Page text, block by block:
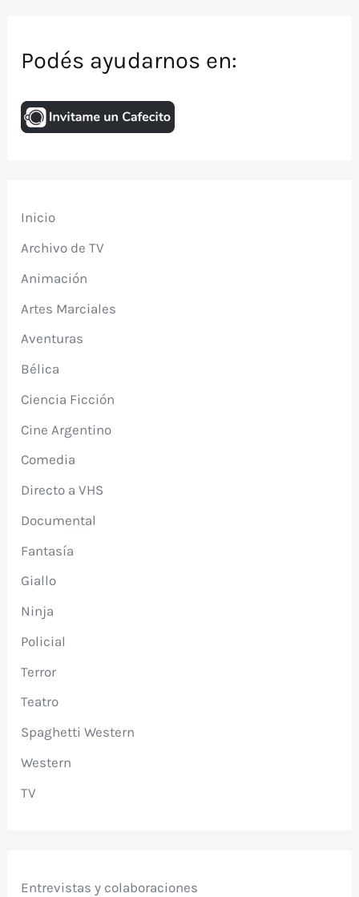
Podés ayudarnos en:
Inicio
Archivo de TV
Animación
Artes Marciales
Aventuras
Bélica
Ciencia Ficción
Cine Argentino
Comedia
Directo a VHS
Documental
Fantasía
Giallo
Ninja
Policial
Terror
Teatro
Spaghetti Western
Western
TV
Entrevistas y colaboraciones